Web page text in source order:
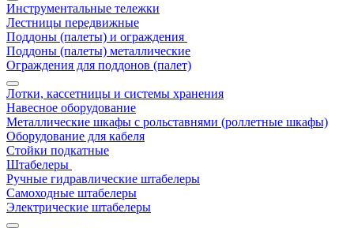
Инструментальные тележки
Лестницы передвижные
Поддоны (палеты) и ограждения
Поддоны (палеты) металлические
Ограждения для поддонов (палет)
Лотки, кассетницы и системы хранения
Навесное оборудование
Металлические шкафы с рольставнями (роллетные шкафы)
Оборудование для кабеля
Стойки подкатные
Штабелеры
Ручные гидравлические штабелеры
Самоходные штабелеры
Электрические штабелеры